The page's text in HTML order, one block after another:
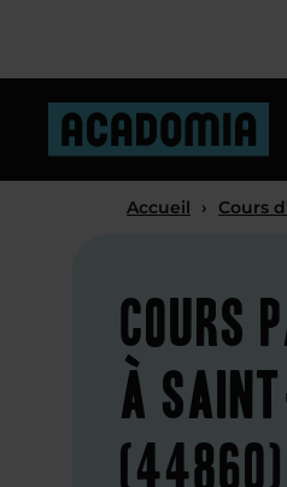
Accueil › Cours
Cours
à
(44860)